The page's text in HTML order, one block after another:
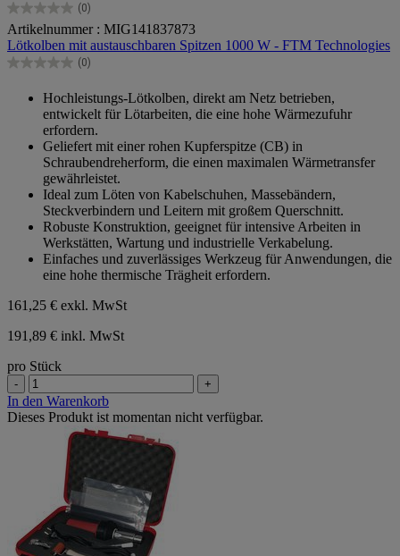
(0)
0.0
von
5
Sternen.
Artikelnummer : MIG141837873
Lötkolben mit austauschbaren Spitzen 1000 W - FTM Technologies
(0)
0.0
Sternen.
Hochleistungs-Lötkolben, direkt am Netz betrieben,
entwickelt für Lötarbeiten, die eine hohe Wärmezufuhr
erfordern.
Geliefert mit einer rohen Kupferspitze (CB) in
Schraubendreherform, die einen maximalen Wärmetransfer
gewährleistet.
Ideal zum Löten von Kabelschuhen, Massebändern,
Steckverbindern und Leitern mit großem Querschnitt.
Robuste Konstruktion, geeignet für intensive Arbeiten in
Werkstätten, Wartung und industrielle Verkabelung.
Einfaches und zuverlässiges Werkzeug für Anwendungen, die
eine hohe thermische Trägheit erfordern.
161,25 € exkl. MwSt
191,89 € inkl. MwSt
pro Stück
- +
In den Warenkorb
Dieses Produkt ist momentan nicht verfügbar.